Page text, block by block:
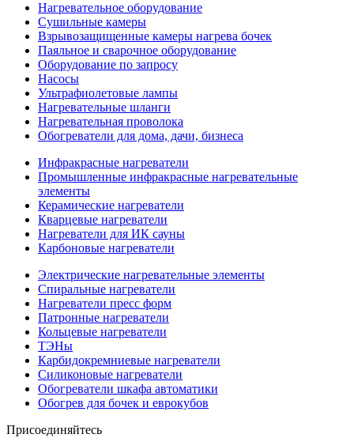
Нагревательное оборудование
Сушильные камеры
Взрывозащищенные камеры нагрева бочек
Паяльное и сварочное оборудование
Оборудование по запросу
Насосы
Ультрафиолетовые лампы
Нагревательные шланги
Нагревательная проволока
Обогреватели для дома, дачи, бизнеса
Инфракрасные нагреватели
Промышленные инфракрасные нагревательные
элементы
Керамические нагреватели
Кварцевые нагреватели
Нагреватели для ИК сауны
Карбоновые нагреватели
Электрические нагревательные элементы
Спиральные нагреватели
Нагреватели пресс форм
Патронные нагреватели
Кольцевые нагреватели
ТЭНы
Карбидокремниевые нагреватели
Силиконовые нагреватели
Обогреватели шкафа автоматики
Обогрев для бочек и еврокубов
Присоединяйтесь